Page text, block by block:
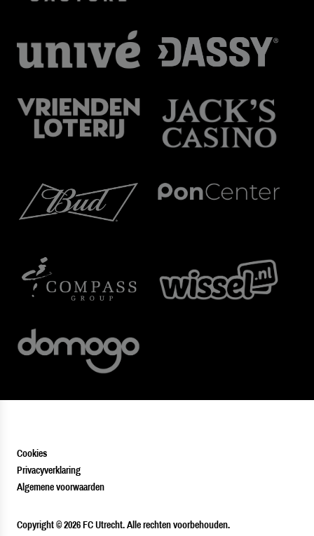
Cookies
Privacyverklaring
Algemene voorwaarden
Copyright © 2026 FC Utrecht. Alle rechten voorbehouden.